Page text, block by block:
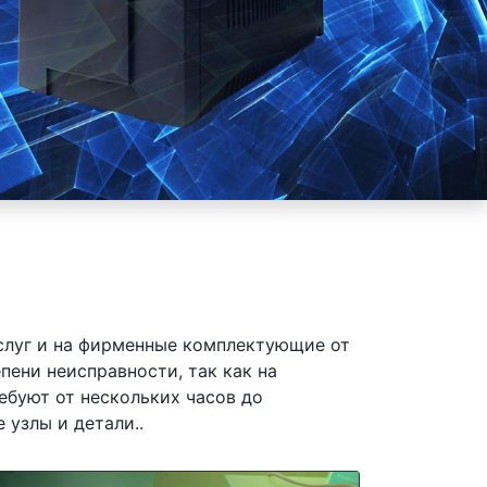
и на фирменные комплектующие от
неисправности, так как на
от нескольких часов до
узлы и детали..